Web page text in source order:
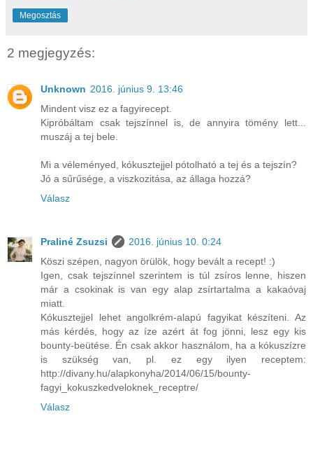
Megosztás
2 megjegyzés:
Unknown 2016. június 9. 13:46
Mindent visz ez a fagyirecept.
Kipróbáltam csak tejszínnel is, de annyira tömény lett...
muszáj a tej bele.
Mi a véleményed, kókusztejjel pótolható a tej és a tejszín?
Jó a sűrűsége, a viszkozitása, az állaga hozzá?
Válasz
Praliné Zsuzsi
2016. június 10. 0:24
Köszi szépen, nagyon örülök, hogy bevált a recept! :)
Igen, csak tejszínnel szerintem is túl zsíros lenne, hiszen
már a csokinak is van egy alap zsírtartalma a kakaóvaj
miatt.
Kókusztejjel lehet angolkrém-alapú fagyikat készíteni. Az
más kérdés, hogy az íze azért át fog jönni, lesz egy kis
bounty-beütése. Én csak akkor használom, ha a kókuszízre
is szükség van, pl. ez egy ilyen receptem:
http://divany.hu/alapkonyha/2014/06/15/bounty-
fagyi_kokuszkedveloknek_receptre/
Válasz